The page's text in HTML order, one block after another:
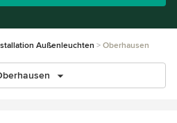
Außenleuchten Oberhausen